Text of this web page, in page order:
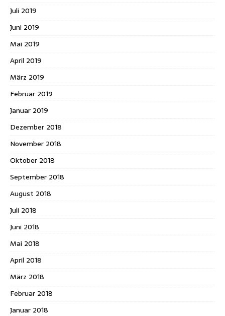
Juli 2019
Juni 2019
Mai 2019
April 2019
März 2019
Februar 2019
Januar 2019
Dezember 2018
November 2018
Oktober 2018
September 2018
August 2018
Juli 2018
Juni 2018
Mai 2018
April 2018
März 2018
Februar 2018
Januar 2018